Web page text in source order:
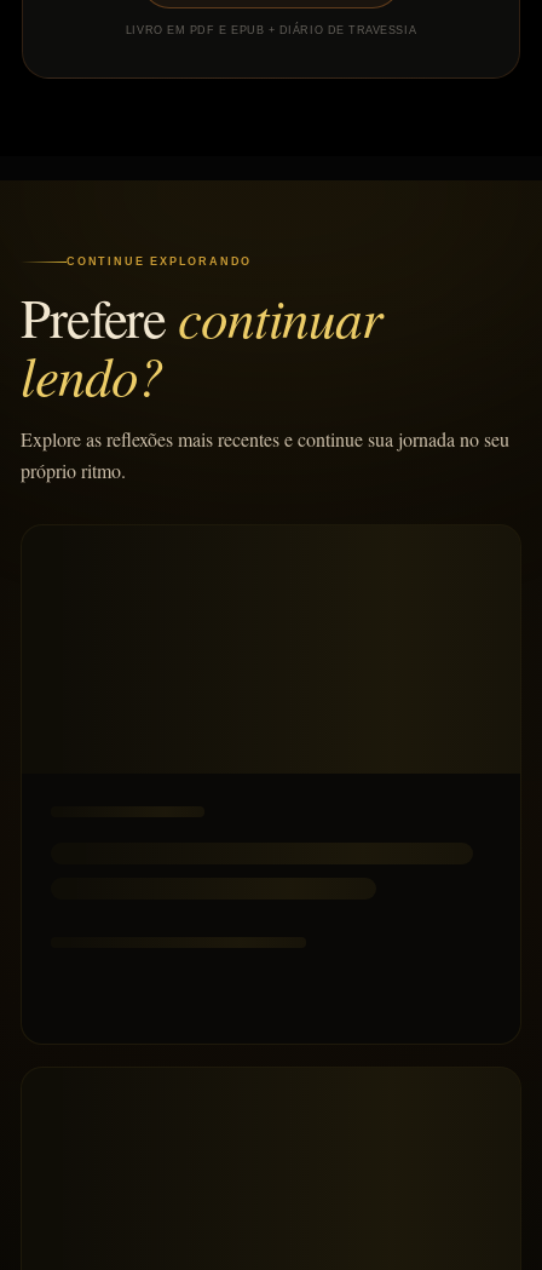
LIVRO EM PDF E EPUB + DIÁRIO DE TRAVESSIA
CONTINUE EXPLORANDO
Preferecontinuar
lendo?
Explore as reflexões mais recentes e continue sua jornada no seu
próprio ritmo.